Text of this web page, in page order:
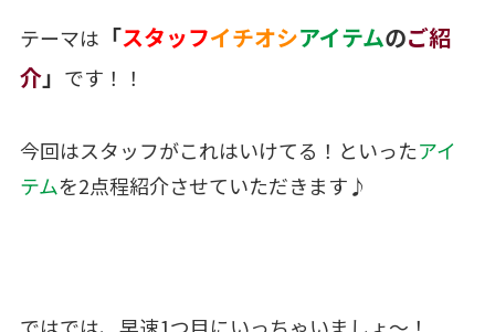
テーマは 「スタッフイチオシアイテムのご紹
介」 です！！
今回はスタッフがこれはいけてる！といったアイ
テムを2点程紹介させていただきます♪